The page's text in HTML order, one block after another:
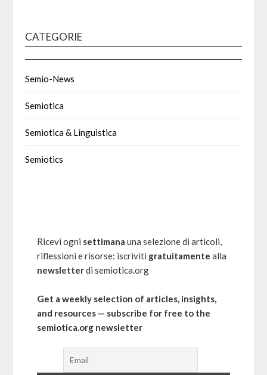
CATEGORIE
Semio-News
Semiotica
Semiotica & Linguistica
Semiotics
Ricevi ogni settimana una selezione di articoli,
riflessioni e risorse: iscriviti gratuitamente alla
newsletterdi semiotica.org
Get a weekly selection of articles, insights,
and resources — subscribe for free to the
semiotica.org newsletter